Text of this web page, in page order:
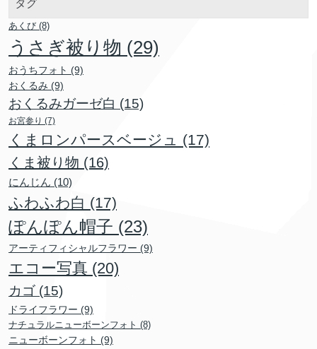
タグ
あくび (8)
うさぎ被り物 (29)
おうちフォト (9)
おくるみ (9)
おくるみガーゼ白 (15)
お宮参り (7)
くまロンパースベージュ (17)
くま被り物 (16)
にんじん (10)
ふわふわ白 (17)
ぽんぽん帽子 (23)
アーティフィシャルフラワー (9)
エコー写真 (20)
カゴ (15)
ドライフラワー (9)
ナチュラルニューボーンフォト (8)
ニューボーンフォト (9)